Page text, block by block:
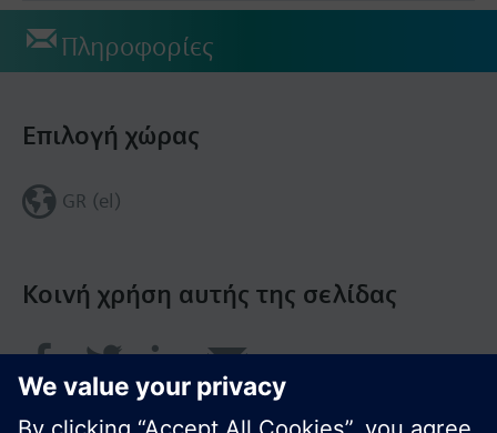
Πληροφορίες
Κοινή χρήση αυτής της σελίδας
Επιλογή χώρας
GR (el)